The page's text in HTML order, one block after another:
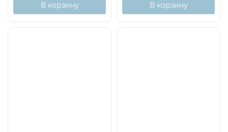
В корзину В корзину